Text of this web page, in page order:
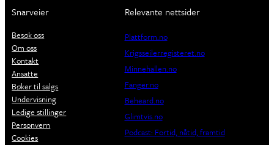
Snarveier
Besøk oss
Om oss
Kontakt
Ansatte
Bøker til salgs
Undervisning
Ledige stillinger
Personvern
Cookies
Relevante nettsider
Plattform.no
Krigsseilerregisteret.no
Minnehallen.no
Fanger.no
Beheard.no
Glimtvis.no
Podcast: Fortid, nåtid, framtid